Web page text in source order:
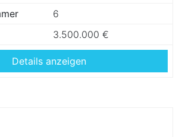
6
3.500.000 €
Details anzeigen